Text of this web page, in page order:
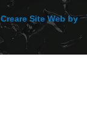
Creare Site Web by